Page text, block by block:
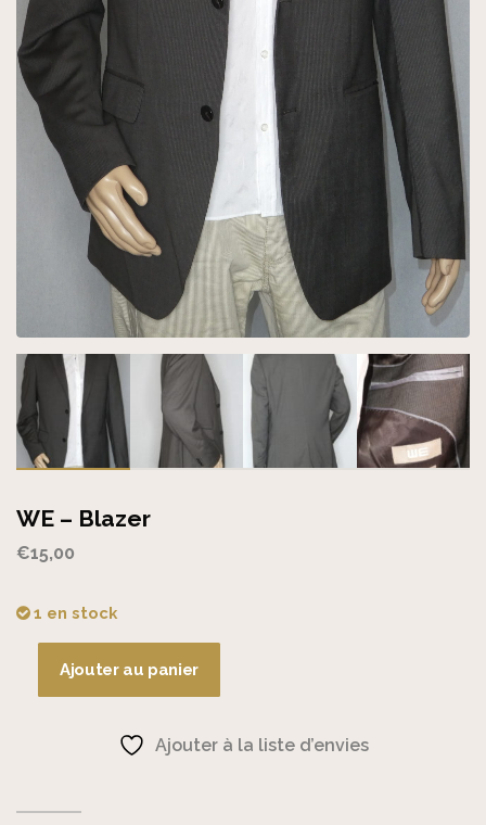
WE – Blazer
€15,00
1 en stock
quantité
Ajouter au panier
Ajouter à la liste d’envies